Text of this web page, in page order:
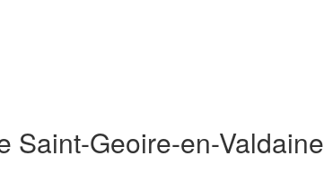
Saint-Geoire-en-Valdaine